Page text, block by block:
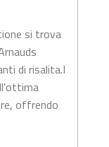
si trova
di risalita.I
offrendo